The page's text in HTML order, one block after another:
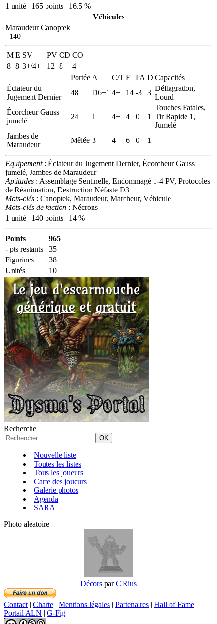
1 unité | 165 points | 16.5 %
Véhicules
Maraudeur Canoptek
140
M E SV PV CD CO
8 8 3+/4++ 12 8+ 4
Portée A C/T F PA D Capacités
Éclateur du
Jugement Dernier
48 D6+1 4+ 14 -3 3
Déflagration,
Lourd
Écorcheur Gauss
jumelé
24 1 4+ 4 0 1
Touches Fatales,
Tir Rapide 1,
Jumelé
Jambes de
Maraudeur
Mêlée 3 4+ 6 0 1
Equipement: Éclateur du Jugement Dernier, Écorcheur Gauss
jumelé, Jambes de Maraudeur
Aptitudes : Assemblage Sentinelle, Endommagé 1-4 PV, Protocoles
de Réanimation, Destruction Néfaste D3
Mots-clés : Canoptek, Maraudeur, Marcheur, Véhicule
Mots-clés de faction : Nécrons
1 unité | 140 points | 14 %
Points : 965
- pts restants : 35
Figurines
: 38
Unités
: 10
Recherche
Nouvelle liste
Toutes les listes
Tous les joueurs
Carte des joueurs
Galerie photos
Agenda
SARA
Photo aléatoire
Décors parC'Rius
Contact | Charte | Mentions légales | Partenaires | Hall of Fame |
Portail ALN | G-Fig